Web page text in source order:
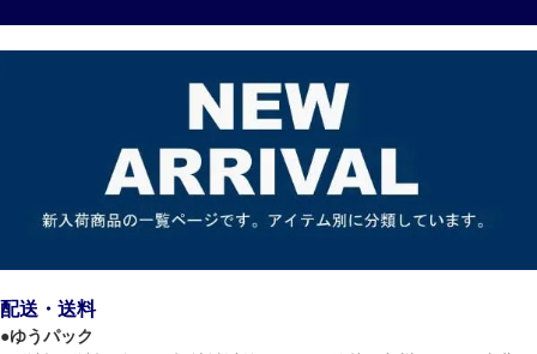
配送・送料
●ゆうパック